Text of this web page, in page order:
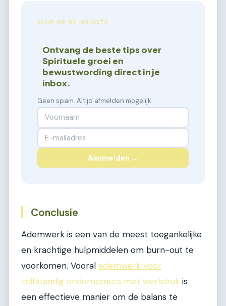
BLIJF OP DE HOOGTE
Ontvang de beste tips over
Spirituele groei en
bewustwording direct in je
inbox.
Geen spam. Altijd afmelden mogelijk.
Aanmelden →
Conclusie
Ademwerk is een van de meest toegankelijke
en krachtige hulpmiddelen om burn-out te
voorkomen. Vooral ademwerk voor
zelfstandig ondernemers met werkdruk is
een effectieve manier om de balans te